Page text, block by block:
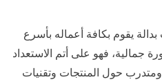
يقوم بكافة أعماله بأسرع
جمالية، فهو على أتم الاستعداد
ومتدرب حول المنتجات وتقنيات